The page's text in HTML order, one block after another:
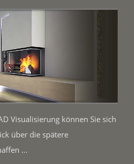
Visualisierung können Sie sich
über die spätere
...